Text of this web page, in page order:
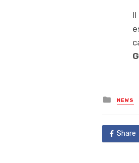
Il
Posted
in
NEWS
Share